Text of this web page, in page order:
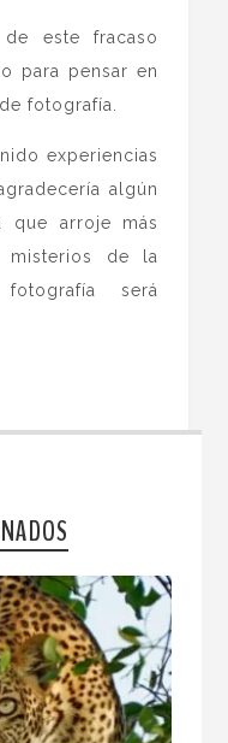
este fracaso
para pensar en
fotografía.
experiencias
algún
que arroje más
de la
será